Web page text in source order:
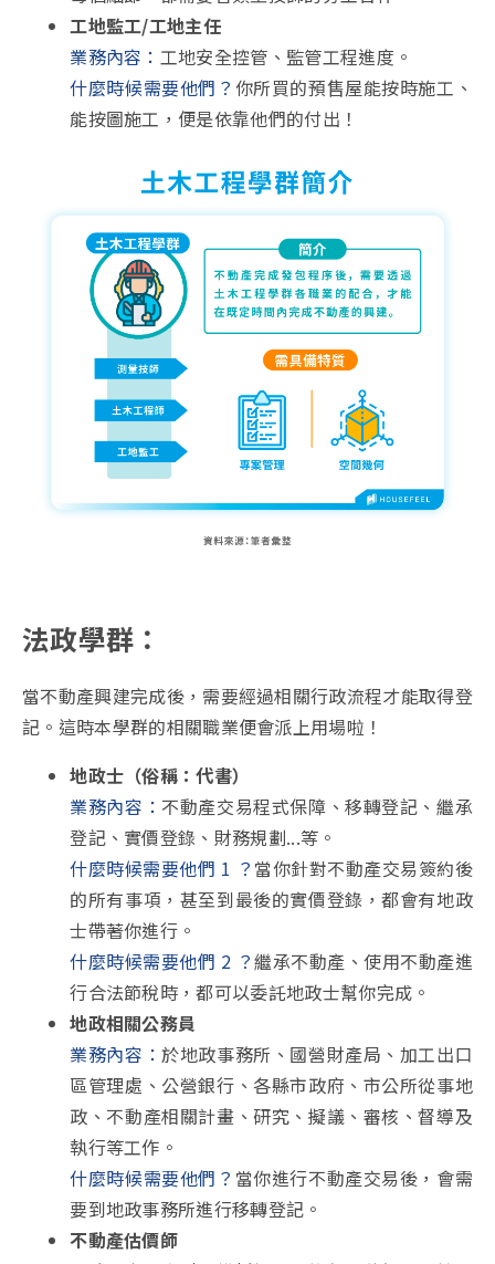
工地監工/工地主任
業務內容： 工地安全控管、監管工程進度。
什麼時候需要他們？ 你所買的預售屋能按時施工、
能按圖施工，便是依靠他們的付出！
法政學群：
當不動產興建完成後，需要經過相關行政流程才能取得登
記。這時本學群的相關職業便會派上用場啦！
地政士（俗稱：代書）
業務內容： 不動產交易程式保障、移轉登記、繼承
登記、實價登錄、財務規劃...等。
什麼時候需要他們 1 ？ 當你針對不動產交易簽約後
的所有事項，甚至到最後的實價登錄，都會有地政
士帶著你進行。
什麼時候需要他們 2 ？繼承不動產、使用不動產進
行合法節稅時，都可以委託地政士幫你完成。
地政相關公務員
業務內容：於地政事務所、國營財產局、加工出口
區管理處、公營銀行、各縣市政府、市公所從事地
政、不動產相關計畫、研究、擬議、審核、督導及
執行等工作。
什麼時候需要他們？ 當你進行不動產交易後，會需
要到地政事務所進行移轉登記。
不動產估價師